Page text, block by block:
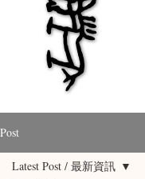
Post
Latest Post / 最新資訊